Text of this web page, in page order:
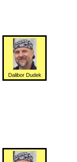
Dalibor Dudek